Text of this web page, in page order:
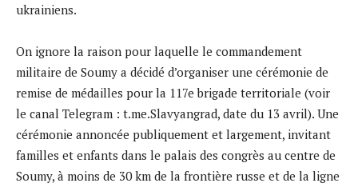
ukrainiens.
On ignore la raison pour laquelle le commandement
militaire de Soumy a décidé d’organiser une cérémonie de
remise de médailles pour la 117e brigade territoriale (voir
le canal Telegram : t.me.Slavyangrad, date du 13 avril). Une
cérémonie annoncée publiquement et largement, invitant
familles et enfants dans le palais des congrès au centre de
Soumy, à moins de 30 km de la frontière russe et de la ligne